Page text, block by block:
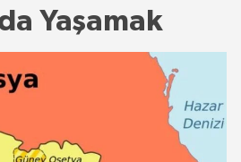
Yaşamak